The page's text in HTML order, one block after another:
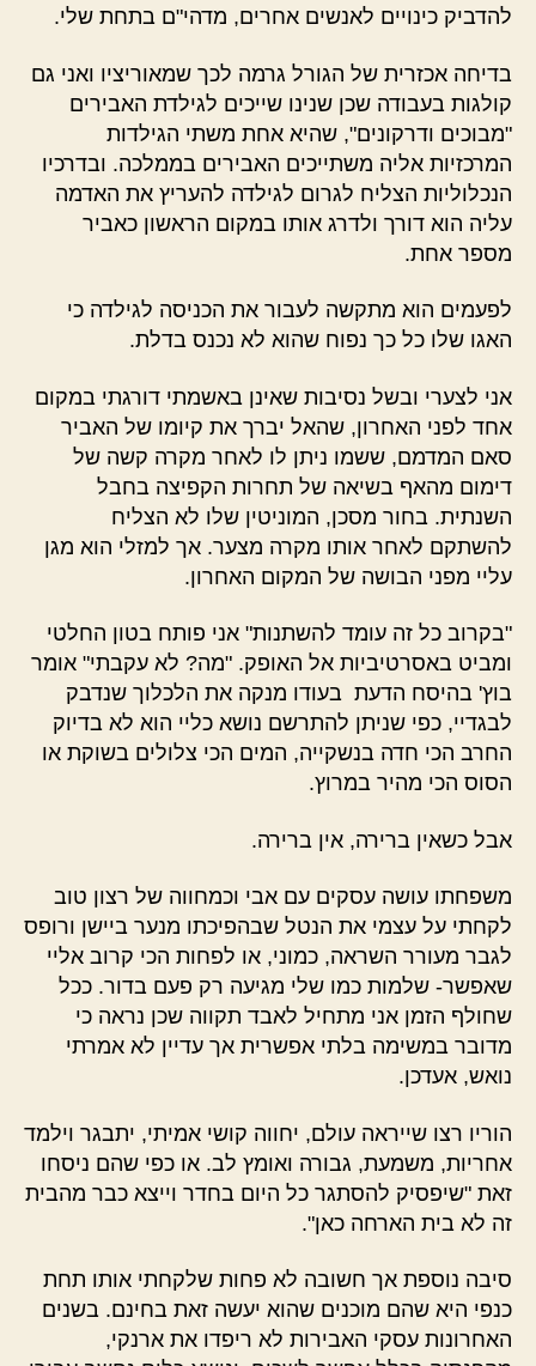
להדביק כינויים לאנשים אחרים, מדהי"ם בתחת שלי.
בדיחה אכזרית של הגורל גרמה לכך שמאוריציו ואני גם
קולגות בעבודה שכן שנינו שייכים לגילדת האבירים
"מבוכים ודרקונים", שהיא אחת משתי הגילדות
המרכזיות אליה משתייכים האבירים בממלכה. ובדרכיו
הנכלוליות הצליח לגרום לגילדה להעריץ את האדמה
עליה הוא דורך ולדרג אותו במקום הראשון כאביר
מספר אחת.
לפעמים הוא מתקשה לעבור את הכניסה לגילדה כי
האגו שלו כל כך נפוח שהוא לא נכנס בדלת.
אני לצערי ובשל נסיבות שאינן באשמתי דורגתי במקום
אחד לפני האחרון, שהאל יברך את קיומו של האביר
סאם המדמם, ששמו ניתן לו לאחר מקרה קשה של
דימום מהאף בשיאה של תחרות הקפיצה בחבל
השנתית. בחור מסכן, המוניטין שלו לא הצליח
להשתקם לאחר אותו מקרה מצער. אך למזלי הוא מגן
עליי מפני הבושה של המקום האחרון.
"בקרוב כל זה עומד להשתנות" אני פותח בטון החלטי
ומביט באסרטיביות אל האופק. "מה? לא עקבתי" אומר
בוץ' בהיסח הדעת בעודו מנקה את הלכלוך שנדבק
לבגדיי, כפי שניתן להתרשם נושא כליי הוא לא בדיוק
החרב הכי חדה בנשקייה, המים הכי צלולים בשוקת או
הסוס הכי מהיר במרוץ.
אבל כשאין ברירה, אין ברירה.
משפחתו עושה עסקים עם אבי וכמחווה של רצון טוב
לקחתי על עצמי את הנטל שבהפיכתו מנער ביישן ורופס
לגבר מעורר השראה, כמוני, או לפחות הכי קרוב אליי
שאפשר- שלמות כמו שלי מגיעה רק פעם בדור. ככל
שחולף הזמן אני מתחיל לאבד תקווה שכן נראה כי
מדובר במשימה בלתי אפשרית אך עדיין לא אמרתי
נואש, אעדכן.
הוריו רצו שייראה עולם, יחווה קושי אמיתי, יתבגר וילמד
אחריות, משמעת, גבורה ואומץ לב. או כפי שהם ניסחו
זאת "שיפסיק להסתגר כל היום בחדר וייצא כבר מהבית
זה לא בית הארחה כאן".
סיבה נוספת אך חשובה לא פחות שלקחתי אותו תחת
כנפי היא שהם מוכנים שהוא יעשה זאת בחינם. בשנים
האחרונות עסקי האבירות לא ריפדו את ארנקי,